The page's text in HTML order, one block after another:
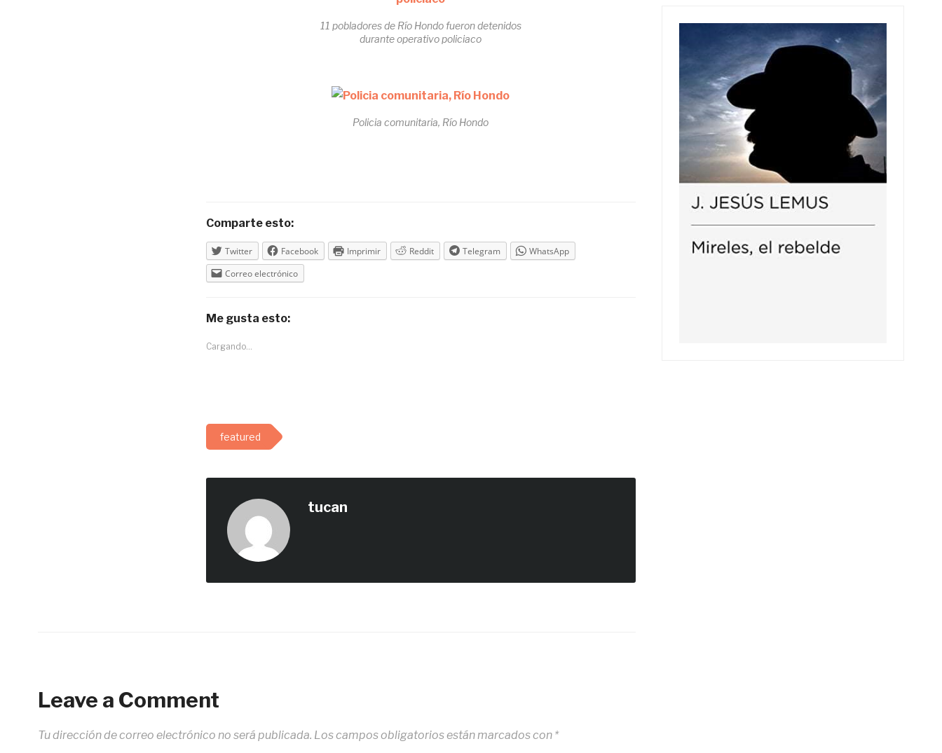
11 pobladores de Río Hondo fueron detenidos
durante operativo policiaco
Policia comunitaria, Río Hondo
Comparte esto:
Twitter Facebook Imprimir Reddit Telegram
WhatsApp
Correo electrónico
Me gusta esto:
Cargando...
featured
tucan
Leave a Comment
Tu dirección de correo electrónico no será publicada. Los campos obligatorios están marcados con *